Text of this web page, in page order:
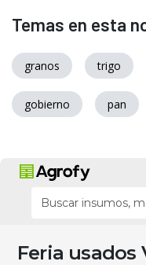
Temas en esta
granos trigo
gobierno pan
Feria